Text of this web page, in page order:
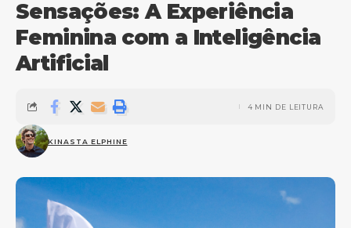
Sensações: A Experiência
Feminina com a Inteligência
Artificial
KINASTA ELPHINE
4 MIN DE LEITURA